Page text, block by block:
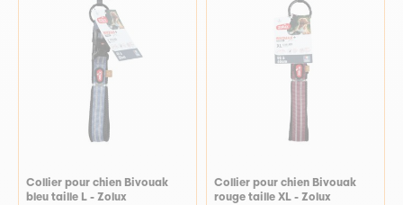
Collier pour chien Bivouak
bleu taille L - Zolux
Collier pour chien Bivouak
rouge taille XL - Zolux